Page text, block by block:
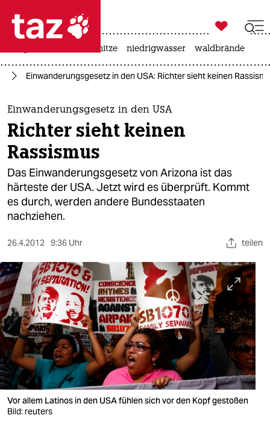
 taz zahl ich
taz zahl ich
themen
politik
öko
gesellschaft
kultur
sport
berlin
nord
wahrheit
verlag
verlag
veranstaltungen

taz zahl ich
hitze niedrigwasser waldbrände
Einwanderungsgesetz in den USA: Richter sieht keinen
Einwanderungsgesetz in den USA
Richter sieht keinen
Rassismus
Das Einwanderungsgesetz von Arizona ist das
härteste der USA. Jetzt wird es überprüft. Kommt
es durch, werden andere Bundesstaaten
nachziehen.
26.4.2012 9:36 Uhr teilen
Vor allem Latinos in den USA fühlen sich vor den Kopf gestoßen
Bild: reuters